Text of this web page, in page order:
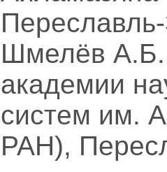
Шмелёв А.Б.
академии
систем им.
РАН),